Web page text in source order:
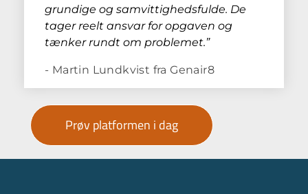
grundige og samvittighedsfulde. De
tager reelt ansvar for opgaven og
tænker rundt om problemet.”
- Martin Lundkvist fra Genair8
Prøv platformen i dag